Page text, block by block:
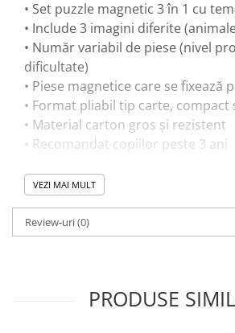
Trenulete & Seturi Feroviare
Invatare prin Joaca
Jucarii pentru Dezvoltare
• Set puzzle magnetic 3 în 1 cu
• Include 3 imagini diferite
• Număr variabil de piese (nivel
dificultate)
• Piese magnetice care se fixează
• Format pliabil tip carte, compact
• Material carton gros și rezistent
• Recomandat copiilor peste 3 ani
🎓 Beneficii educaționale:
• Dezvoltă coordonarea mână-ochi
• Dezvoltă atenția și răbdarea
VEZI MAI MULT
Review-uri(0)
PRODUSE